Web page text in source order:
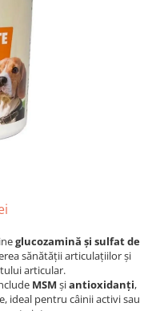
glucozamină și sulfat de
sănătății articulațiilor și
articular​.
MSM șiantioxidanți,
ideal pentru câinii activi sau